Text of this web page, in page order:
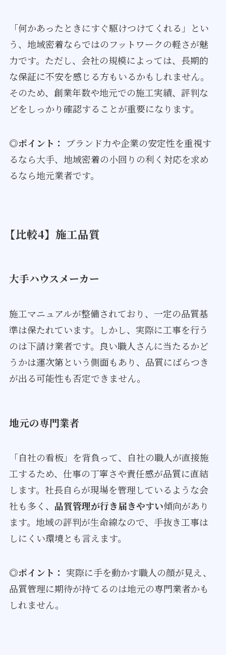
「何かあったときにすぐ駆けつけてくれる」とい
う、地域密着ならではのフットワークの軽さが魅
力です。ただし、会社の規模によっては、長期的
な保証に不安を感じる方もいるかもしれません。
そのため、創業年数や地元での施工実績、評判な
どをしっかり確認することが重要になります。
◎ポイント： ブランド力や企業の安定性を重視す
るなら大手、地域密着の小回りの利く対応を求め
るなら地元業者です。
【比較4】施工品質
大手ハウスメーカー
施工マニュアルが整備されており、一定の品質基
準は保たれています。しかし、実際に工事を行う
のは下請け業者です。良い職人さんに当たるかど
うかは運次第という側面もあり、品質にばらつき
が出る可能性も否定できません。
地元の専門業者
「自社の看板」を背負って、自社の職人が直接施
工するため、仕事の丁寧さや責任感が品質に直結
します。社長自らが現場を管理しているような会
社も多く、 品質管理が行き届きやすい傾向があり
ます。地域の評判が生命線なので、手抜き工事は
しにくい環境とも言えます。
◎ポイント： 実際に手を動かす職人の顔が見え、
品質管理に期待が持てるのは地元の専門業者かも
しれません。